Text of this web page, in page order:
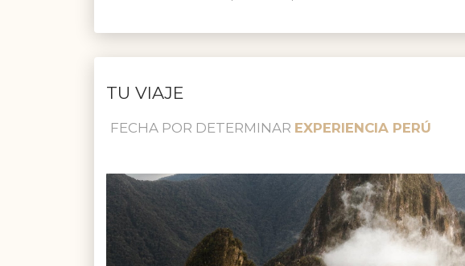
TU VIAJE
FECHA POR DETERMINAR EXPERIENCIA PERÚ